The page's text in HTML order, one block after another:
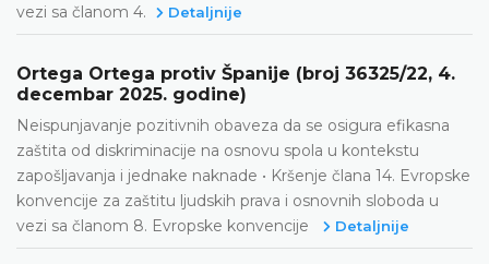
vezi sa članom 4.
Detaljnije
Ortega Ortega protiv Španije (broj 36325/22, 4.
decembar 2025. godine)
Neispunjavanje pozitivnih obaveza da se osigura efikasna
zaštita od diskriminacije na osnovu spola u kontekstu
zapošljavanja i jednake naknade • Kršenje člana 14. Evropske
konvencije za zaštitu ljudskih prava i osnovnih sloboda u
vezi sa članom 8. Evropske konvencije
Detaljnije